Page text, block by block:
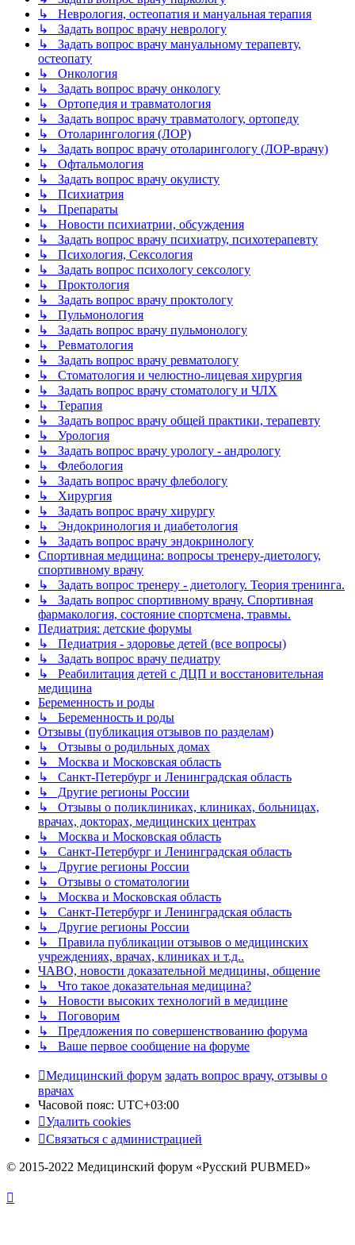
↳ Неврология, остеопатия и мануальная терапия
↳ Задать вопрос врачу неврологу
↳ Задать вопрос врачу мануальному терапевту,
остеопату
↳ Онкология
↳ Задать вопрос врачу онкологу
↳ Ортопедия и травматология
↳ Задать вопрос врачу травматологу, ортопеду
↳ Отоларингология (ЛОР)
↳ Задать вопрос врачу отоларингологу (ЛОР-врачу)
↳ Офтальмология
↳ Задать вопрос врачу окулисту
↳ Психиатрия
↳ Препараты
↳ Новости психиатрии, обсуждения
↳ Задать вопрос врачу психиатру, психотерапевту
↳ Психология, Сексология
↳ Задать вопрос психологу сексологу
↳ Проктология
↳ Задать вопрос врачу проктологу
↳ Пульмонология
↳ Задать вопрос врачу пульмонологу
↳ Ревматология
↳ Задать вопрос врачу ревматологу
↳ Стоматология и челюстно-лицевая хирургия
↳ Задать вопрос врачу стоматологу и ЧЛХ
↳ Терапия
↳ Задать вопрос врачу общей практики, терапевту
↳ Урология
↳ Задать вопрос врачу урологу - андрологу
↳ Флебология
↳ Задать вопрос врачу флебологу
↳ Хирургия
↳ Задать вопрос врачу хирургу
↳ Эндокринология и диабетология
↳ Задать вопрос врачу эндокринологу
Спортивная медицина: вопросы тренеру-диетологу,
спортивному врачу
↳ Задать вопрос тренеру - диетологу. Теория тренинга.
↳ Задать вопрос спортивному врачу. Спортивная
фармакология, состояние спортсмена, травмы.
Педиатрия: детские форумы
↳ Педиатрия - здоровье детей (все вопросы)
↳ Задать вопрос врачу педиатру
↳ Реабилитация детей с ДЦП и восстановительная
медицина
Беременность и роды
↳ Беременность и роды
Отзывы (публикация отзывов по разделам)
↳ Отзывы о родильных домах
↳ Москва и Московская область
↳ Санкт-Петербург и Ленинградская область
↳ Другие регионы России
↳ Отзывы о поликлиниках, клиниках, больницах,
врачах, докторах, медицинских центрах
↳ Москва и Московская область
↳ Санкт-Петербург и Ленинградская область
↳ Другие регионы России
↳ Отзывы о стоматологии
↳ Москва и Московская область
↳ Санкт-Петербург и Ленинградская область
↳ Другие регионы России
↳ Правила публикации отзывов о медицинских
учреждениях, врачах, клиниках и т.д..
ЧАВО, новости доказательной медицины, общение
↳ Что такое доказательная медицина?
↳ Новости высоких технологий в медицине
↳ Поговорим
↳ Предложения по совершенствованию форума
↳ Ваше первое сообщение на форуме
Медицинский форум задать вопрос врачу, отзывы о
врачах
Часовой пояс: UTC+03:00
Удалить cookies
Связаться с администрацией
© 2015-2022 Медицинский форум «Русский PUBMED»